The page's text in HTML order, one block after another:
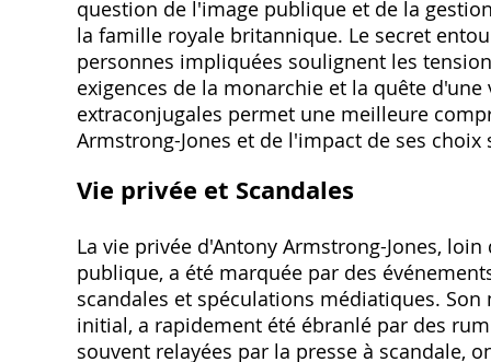
question de l'image publique et de la
la famille royale britannique. Le secret
personnes impliquées soulignent les
exigences de la monarchie et la quête
extraconjugales permet une meilleure
Armstrong-Jones et de l'impact de ses
Vie privée et Scandales
La vie privée d'Antony Armstrong-Jones,
publique, a été marquée par des
scandales et spéculations médiatiques.
initial, a rapidement été ébranlé par des
souvent relayées par la presse à scandale,